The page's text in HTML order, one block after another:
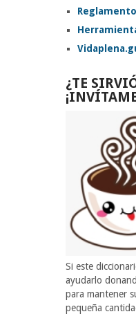
¿TE
Si este
ayudarlo
para mantener
pequeña